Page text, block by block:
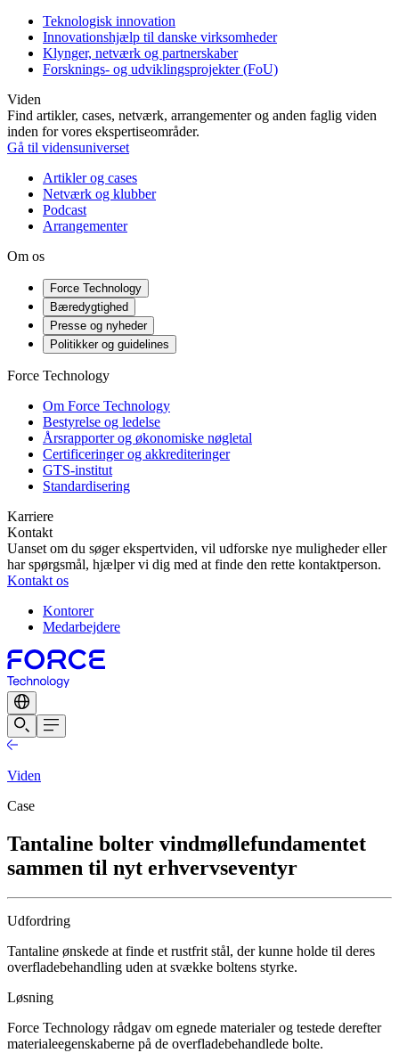
Teknologisk innovation
Innovationshjælp til danske virksomheder
Klynger, netværk og partnerskaber
Forsknings- og udviklingsprojekter (FoU)
Viden
Find artikler, cases, netværk, arrangementer og anden faglig viden
inden for vores ekspertiseområder.
Gå til vidensuniverset
Artikler og cases
Netværk og klubber
Podcast
Arrangementer
Om os
Force Technology
Bæredygtighed
Presse og nyheder
Politikker og guidelines
Force Technology
Om Force Technology
Bestyrelse og ledelse
Årsrapporter og økonomiske nøgletal
Certificeringer og akkrediteringer
GTS-institut
Standardisering
Karriere
Kontakt
Uanset om du søger ekspertviden, vil udforske nye muligheder eller
har spørgsmål, hjælper vi dig med at finde den rette kontaktperson.
Kontakt os
Kontorer
Medarbejdere
Viden
Case
Tantaline bolter vindmøllefundamentet
sammen til nyt erhvervseventyr
Udfordring
Tantaline ønskede at finde et rustfrit stål, der kunne holde til deres
overfladebehandling uden at svække boltens styrke.
Løsning
Force Technology rådgav om egnede materialer og testede derefter
materialeegenskaberne på de overfladebehandlede bolte.